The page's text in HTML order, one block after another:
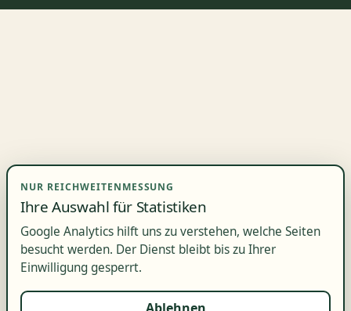
NUR REICHWEITENMESSUNG
Ihre Auswahl für Statistiken
Google Analytics hilft uns zu verstehen, welche Seiten
besucht werden. Der Dienst bleibt bis zu Ihrer
Einwilligung gesperrt.
Ablehnen